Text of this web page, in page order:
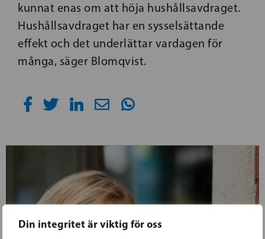
Din integritet är viktig för oss
kunnat enas om att höja hushållsavdraget.
Hushållsavdraget har en sysselsättande
effekt och det underlättar vardagen för
många, säger Blomqvist.